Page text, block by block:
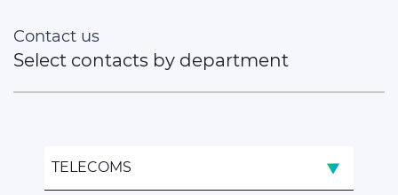
Contact us
Select contacts by department
TELECOMS